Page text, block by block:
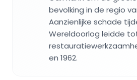
bevolking in de regio
Aanzienlijke schade
Wereldoorlog leidde
en 1962.